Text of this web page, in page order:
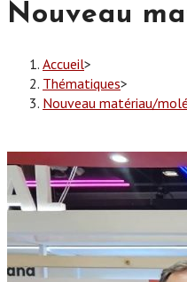
Nouveau
Accueil>
Thématiques>
Nouveau matériau/